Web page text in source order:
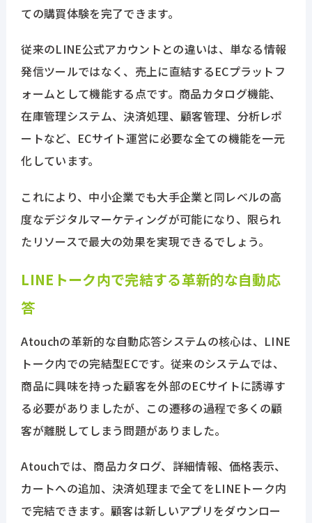
ての購買体験を完了できます。
従来のLINE公式アカウントとの違いは、単なる情報
発信ツールではなく、売上に直結するECプラットフ
ォームとして機能する点です。商品カタログ機能、
在庫管理システム、決済処理、顧客管理、分析レポ
ートなど、ECサイト運営に必要な全ての機能を一元
化しています。
これにより、中小企業でも大手企業と同レベルの高
度なデジタルマーケティングが可能になり、限られ
たリソースで最大の効果を実現できるでしょう。
LINEトーク内で完結する革新的な自動応
答
Atouchの革新的な自動応答システムの核心は、LINE
トーク内での完結型ECです。従来のシステムでは、
商品に興味を持った顧客を外部のECサイトに誘導す
る必要がありましたが、この遷移の過程で多くの顧
客が離脱してしまう問題がありました。
Atouchでは、商品カタログ、詳細情報、価格表示、
カートへの追加、決済処理まで全てをLINEトーク内
で完結できます。顧客は新しいアプリをダウンロー